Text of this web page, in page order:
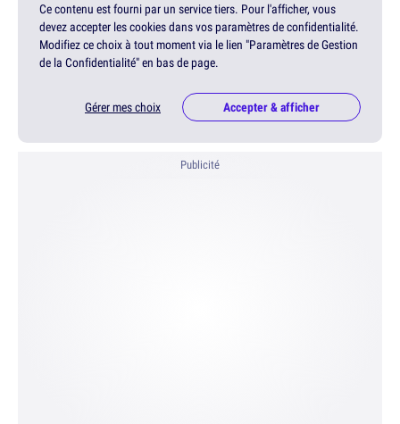
Ce contenu est fourni par un service tiers. Pour l'afficher, vous
devez accepter les cookies dans vos paramètres de confidentialité.
Modifiez ce choix à tout moment via le lien "Paramètres de Gestion
de la Confidentialité" en bas de page.
Gérer mes choix Accepter & afficher
Publicité